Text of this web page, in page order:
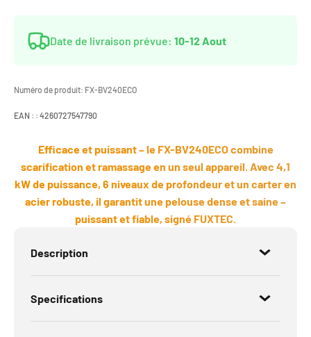
Date de livraison prévue: 10-12 Aout
Numéro de produit: FX-BV240ECO
EAN : : 4260727547790
Efficace et puissant – le FX-BV240ECO combine
scarification et ramassage en un seul appareil. Avec 4,1
kW de puissance, 6 niveaux de profondeur et un carter en
acier robuste, il garantit une pelouse dense et saine –
puissant et fiable, signé FUXTEC.
Description
Specifications